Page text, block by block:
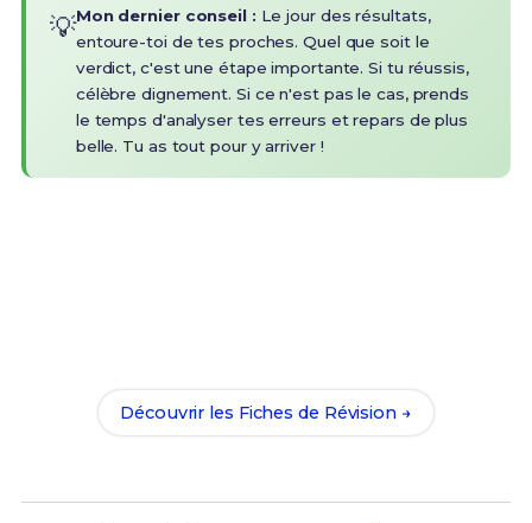
💡Mon dernier conseil : Le jour des résultats,
entoure-toi de tes proches. Quel que soit le
verdict, c'est une étape importante. Si tu réussis,
célèbre dignement. Si ce n'est pas le cas, prends
le temps d'analyser tes erreurs et repars de plus
belle. Tu as tout pour y arriver !
Découvrir les Fiches de Révision →